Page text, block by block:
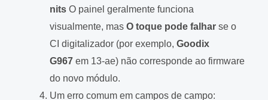
nits O painel geralmente funciona
visualmente, mas O toque pode falhar se o
CI digitalizador (por exemplo, Goodix
G967 em 13-ae) não corresponde ao firmware
do novo módulo.
Um erro comum em campos de campo: